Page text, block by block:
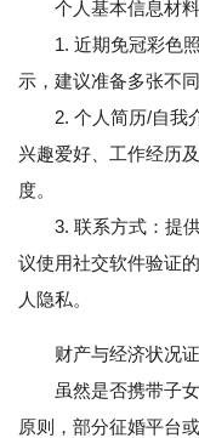
个人基本信息材料
1. 近期免冠彩色照
示，建议准备多张不
2. 个人简历/自我介
兴趣爱好、工作经历
度。
3. 联系方式：提供
议使用社交软件验证
人隐私。
财产与经济状况
虽然是否携带子女
原则，部分征婚平台